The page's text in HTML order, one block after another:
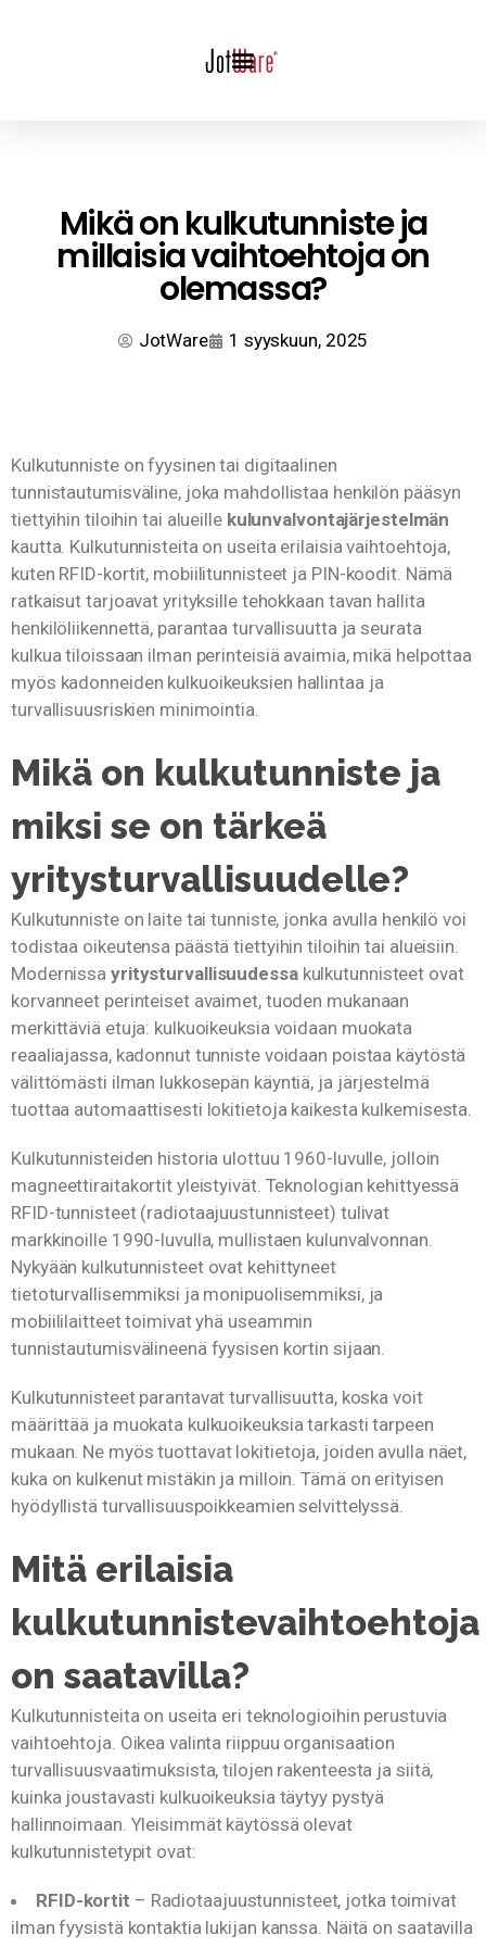
Mikä on kulkutunniste ja
millaisia vaihtoehtoja on
olemassa?
JotWare 1 syyskuun, 2025
Kulkutunniste on fyysinen tai digitaalinen
tunnistautumisväline, joka mahdollistaa henkilön pääsyn
tiettyihin tiloihin tai alueille kulunvalvontajärjestelmän
kautta. Kulkutunnisteita on useita erilaisia vaihtoehtoja,
kuten RFID-kortit, mobiilitunnisteet ja PIN-koodit. Nämä
ratkaisut tarjoavat yrityksille tehokkaan tavan hallita
henkilöliikennettä, parantaa turvallisuutta ja seurata
kulkua tiloissaan ilman perinteisiä avaimia, mikä helpottaa
myös kadonneiden kulkuoikeuksien hallintaa ja
turvallisuusriskien minimointia.
Mikä on kulkutunniste ja
miksi se on tärkeä
yritysturvallisuudelle?
Kulkutunniste on laite tai tunniste, jonka avulla henkilö voi
todistaa oikeutensa päästä tiettyihin tiloihin tai alueisiin.
Modernissa yritysturvallisuudessakulkutunnisteet ovat
korvanneet perinteiset avaimet, tuoden mukanaan
merkittäviä etuja: kulkuoikeuksia voidaan muokata
reaaliajassa, kadonnut tunniste voidaan poistaa käytöstä
välittömästi ilman lukkosepän käyntiä, ja järjestelmä
tuottaa automaattisesti lokitietoja kaikesta kulkemisesta.
Kulkutunnisteiden historia ulottuu 1960-luvulle, jolloin
magneettiraitakortit yleistyivät. Teknologian kehittyessä
RFID-tunnisteet (radiotaajuustunnisteet) tulivat
markkinoille 1990-luvulla, mullistaen kulunvalvonnan.
Nykyään kulkutunnisteet ovat kehittyneet
tietoturvallisemmiksi ja monipuolisemmiksi, ja
mobiililaitteet toimivat yhä useammin
tunnistautumisvälineenä fyysisen kortin sijaan.
Kulkutunnisteet parantavat turvallisuutta, koska voit
määrittää ja muokata kulkuoikeuksia tarkasti tarpeen
mukaan. Ne myös tuottavat lokitietoja, joiden avulla näet,
kuka on kulkenut mistäkin ja milloin. Tämä on erityisen
hyödyllistä turvallisuuspoikkeamien selvittelyssä.
Mitä erilaisia
kulkutunnistevaihtoehtoja
on saatavilla?
Kulkutunnisteita on useita eri teknologioihin perustuvia
vaihtoehtoja. Oikea valinta riippuu organisaation
turvallisuusvaatimuksista, tilojen rakenteesta ja siitä,
kuinka joustavasti kulkuoikeuksia täytyy pystyä
hallinnoimaan. Yleisimmät käytössä olevat
kulkutunnistetypit ovat:
RFID-kortit – Radiotaajuustunnisteet, jotka toimivat
ilman fyysistä kontaktia lukijan kanssa. Näitä on saatavilla